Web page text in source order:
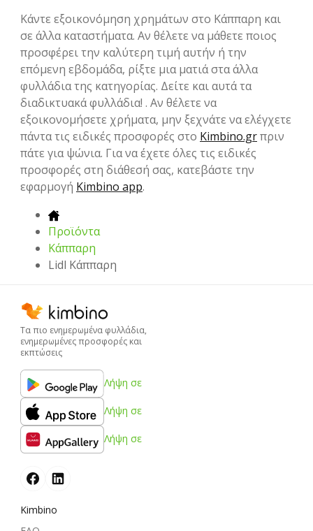
Κάντε εξοικονόμηση χρημάτων στο Κάππαρη και
σε άλλα καταστήματα. Αν θέλετε να μάθετε ποιος
προσφέρει την καλύτερη τιμή αυτήν ή την
επόμενη εβδομάδα, ρίξτε μια ματιά στα άλλα
φυλλάδια της κατηγορίας. Δείτε και αυτά τα
διαδικτυακά φυλλάδια! . Αν θέλετε να
εξοικονομήσετε χρήματα, μην ξεχνάτε να ελέγχετε
πάντα τις ειδικές προσφορές στο Kimbino.grπριν
πάτε για ψώνια. Για να έχετε όλες τις ειδικές
προσφορές στη διάθεσή σας, κατεβάστε την
εφαρμογή Kimbino app.
Προϊόντα
Κάππαρη
Lidl Κάππαρη
Τα πιο ενημερωμένα φυλλάδια,
ενημερωμένες προσφορές και
εκπτώσεις
Λήψη σε
Λήψη σε
Λήψη σε
Kimbino